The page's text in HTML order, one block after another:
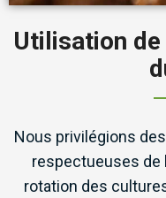
Utilisation
Nous privilégions
respectueuses de
rotation des